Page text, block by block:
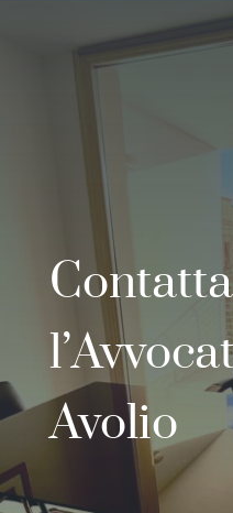
Contatta
Avolio